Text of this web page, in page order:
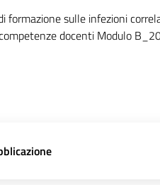
formazione sulle infezioni
docenti Modulo